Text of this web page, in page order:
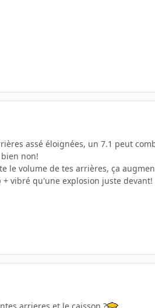
assé éloignées, un 7.1 peut
non!
le volume de tes arrières, ça
vibré qu'une explosion juste devant!